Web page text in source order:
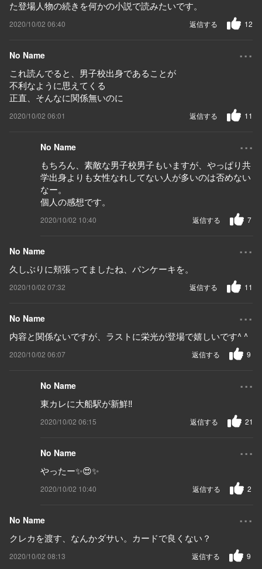
た登場人物の続きを何かの小説で読みたいです。
2020/10/02 06:40 12
返信する
No Name ...
これ読んでると、男子校出身であることが
不利なように思えてくる
正直、そんなに関係無いのに
2020/10/02 06:01 11
返信する
No Name ...
もちろん、素敵な男子校男子もいますが、やっぱり共
学出身よりも女性なれしてない人が多いのは否めない
なー。
個人の感想です。
2020/10/02 10:40 7
返信する
No Name ...
久しぶりに頬張ってましたね、パンケーキを。
2020/10/02 07:32 11
返信する
No Name ...
内容と関係ないですが、ラストに栄光が登場で嬉しいです^ ^
2020/10/02 06:07 9
返信する
No Name ...
東カレに大船駅が新鮮‼️
2020/10/02 06:15 21
返信する
No Name ...
やったー✨😍✨
2020/10/02 10:40 2
返信する
No Name ...
クレカを渡す、なんかダサい。カードで良くない？
2020/10/02 08:13 9
返信する